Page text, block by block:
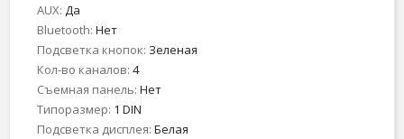
AUX: Да
Bluetooth: Нет
Подсветка кнопок: Зеленая
Кол-во каналов: 4
Съемная панель: Нет
Типоразмер: 1 DIN
Подсветка дисплея: Белая